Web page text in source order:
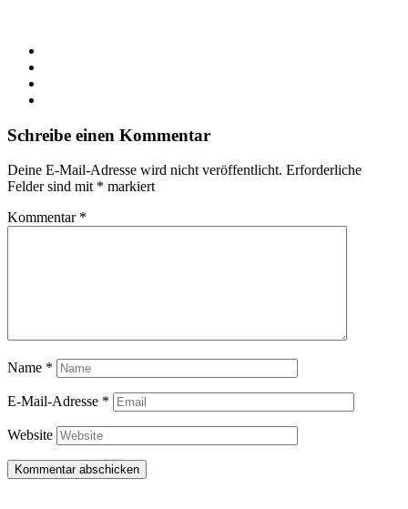
Schreibe einen Kommentar
Deine E-Mail-Adresse wird nicht veröffentlicht. Erforderliche
Felder sind mit * markiert
Kommentar *
Name *
E-Mail-Adresse *
Website